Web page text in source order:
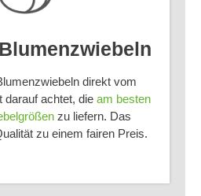
direkt vom
darauf achtet, die am besten
zu liefern. Das
zu einem fairen Preis.